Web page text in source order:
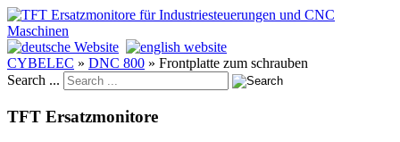
CYBELEC » DNC 800 » Frontplatte zum schrauben
Search ...
TFT Ersatzmonitore